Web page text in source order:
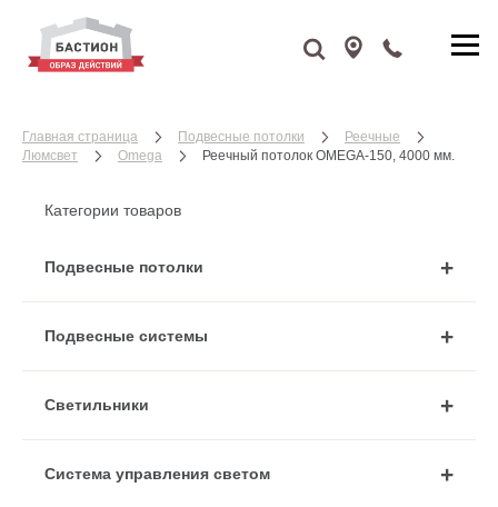
Главная страница Подвесные потолки
Реечные
Люмсвет
Omega Реечный потолок OMEGA-150, 4000 мм.
Категории товаров
Подвесные потолки
Подвесные системы
Cветильники
Система управления светом